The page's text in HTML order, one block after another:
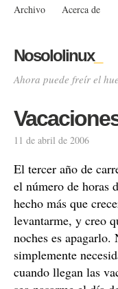
Archivo Acerca de
Nosololinux_
Ahora puede freír el
11 de abril de 2006
El tercer año de
el número de horas
hecho más que
levantarme, y creo
noches es
simplemente
cuando llegan las